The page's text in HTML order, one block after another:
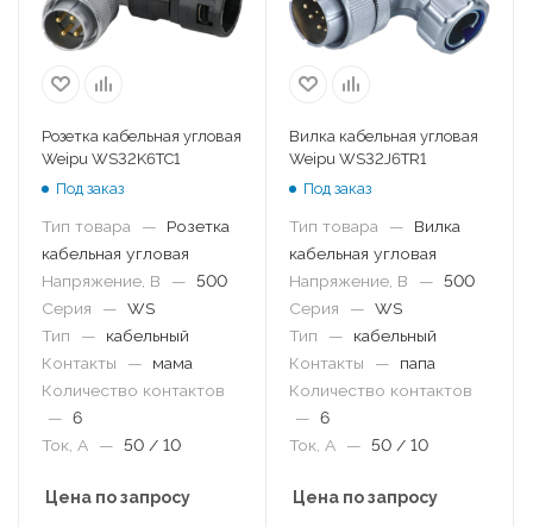
Розетка кабельная угловая
Weipu WS32K6TC1
Под заказ
Тип товара —
Розетка
кабельная угловая
Напряжение, В
— 500
Серия
— WS
Тип
—
кабельный
Контакты
—
мама
Количество контактов
— 6
Ток, А
— 50 / 10
Цена по запросу
Вилка кабельная угловая
Weipu WS32J6TR1
Под заказ
Тип товара —
Вилка
кабельная угловая
Напряжение, В
— 500
Серия
— WS
Тип
—
кабельный
Контакты
—
папа
Количество контактов
— 6
Ток, А
— 50 / 10
Цена по запросу